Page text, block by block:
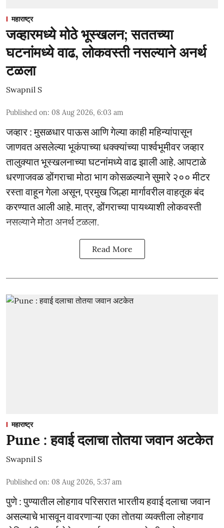
महाराष्ट्र
जव्हारमध्ये मोठे भूस्खलन; सततच्या
घटनांमध्ये वाढ, लोकवस्ती नसल्याने अनर्थ
टळला
Swapnil S
Published on: 08 Aug 2026, 6:03 am
जव्हार : मुसळधार पाऊस आणि गेल्या काही महिन्यांपासून
जाणवत असलेल्या भूकंपाच्या धक्क्यांच्या पार्श्वभूमीवर जव्हार
तालुक्यात भूस्खलनाच्या घटनांमध्ये वाढ झाली आहे. आपटाळे
धरणाजवळ डोंगराचा मोठा भाग कोसळल्याने सुमारे २०० मीटर
रस्ता वाहून गेला असून, प्रमुख जिल्हा मार्गावरील वाहतूक बंद
करण्यात आली आहे. मात्र, डोंगराच्या पायथ्याशी लोकवस्ती
नसल्याने मोठा अनर्थ टळला.
Read More
महाराष्ट्र
Pune : हवाई दलाचा तोतया जवान अटकेत
Swapnil S
Published on: 08 Aug 2026, 5:37 am
पुणे : पुण्यातील लोहगाव परिसरात भारतीय हवाई दलाचा जवान
असल्याचे भासवून वावरणाऱ्या एका तोतया व्यक्तीला लोहगाव